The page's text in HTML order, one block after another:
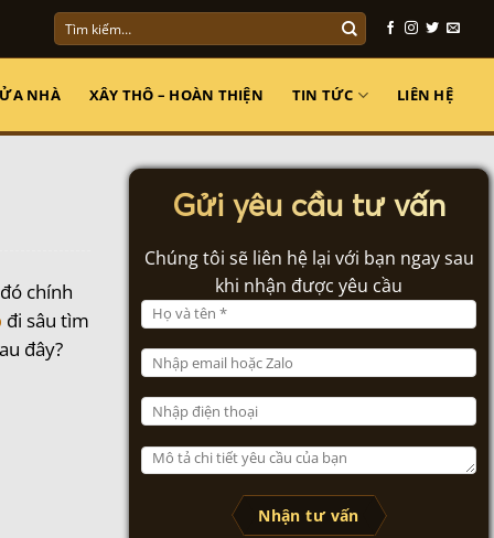
Tìm
kiếm:
NHÀ XÂY THÔ – HOÀN THIỆN TIN TỨC LIÊN HỆ
chính
đi sâu tìm
đây?
Gửi yêu cầu tư vấn
Chúng tôi sẽ liên hệ lại với bạn ngay sau
khi nhận được yêu cầu
Nhận tư vấn